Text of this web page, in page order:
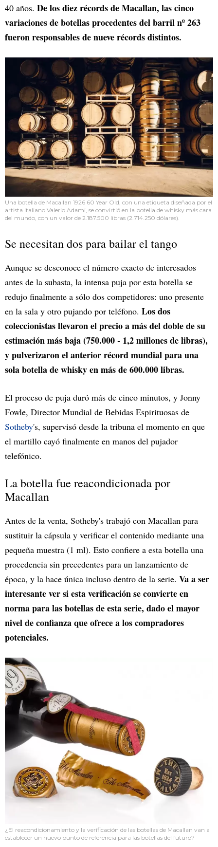
40 años. De los diez récords de Macallan, las cinco
variaciones de botellas procedentes del barril nº 263
fueron responsables de nueve récords distintos.
Una botella de Macallan 1926 60 Year Old, con una etiqueta diseñada por el
artista italiano Valerio Adami, se convirtió en la botella de whisky más cara
del mundo, con un valor de 2.187.500 libras (2.714.250 dólares).
Se necesitan dos para bailar el tango
Aunque se desconoce el número exacto de interesados
antes de la subasta, la intensa puja por esta botella se
redujo finalmente a sólo dos competidores: uno presente
en la sala y otro pujando por teléfono. Los dos
coleccionistas llevaron el precio a más del doble de su
estimación más baja (750.000 - 1,2 millones de libras),
y pulverizaron el anterior récord mundial para una
sola botella de whisky en más de 600.000 libras.
El proceso de puja duró más de cinco minutos, y Jonny
Fowle, Director Mundial de Bebidas Espirituosas de
Sotheby's, supervisó desde la tribuna el momento en que
el martillo cayó finalmente en manos del pujador
telefónico.
La botella fue reacondicionada por
Macallan
Antes de la venta, Sotheby's trabajó con Macallan para
sustituir la cápsula y verificar el contenido mediante una
pequeña muestra (1 ml). Esto confiere a esta botella una
procedencia sin precedentes para un lanzamiento de
época, y la hace única incluso dentro de la serie. Va a ser
interesante ver si esta verificación se convierte en
norma para las botellas de esta serie, dado el mayor
nivel de confianza que ofrece a los compradores
potenciales.
¿El reacondicionamiento y la verificación de las botellas de Macallan van a
establecer un nuevo punto de referencia para las botellas del futuro?